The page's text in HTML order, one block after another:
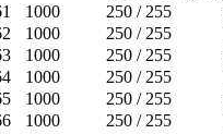
1000 250 / 255
1000 250 / 255
1000 250 / 255
1000 250 / 255
1000 250 / 255
1000 250 / 255